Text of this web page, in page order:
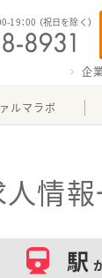
19：00 （祝日を除く）
企
ルマラボ
人情
駅